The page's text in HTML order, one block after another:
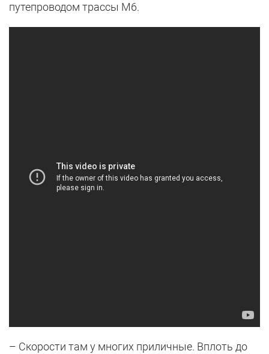
путепроводом трассы М6.
– Скорости там у многих приличные. Вплоть до